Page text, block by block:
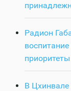
Радион
В